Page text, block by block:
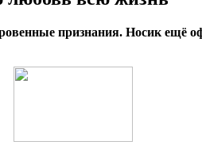
признания. Носик ещё